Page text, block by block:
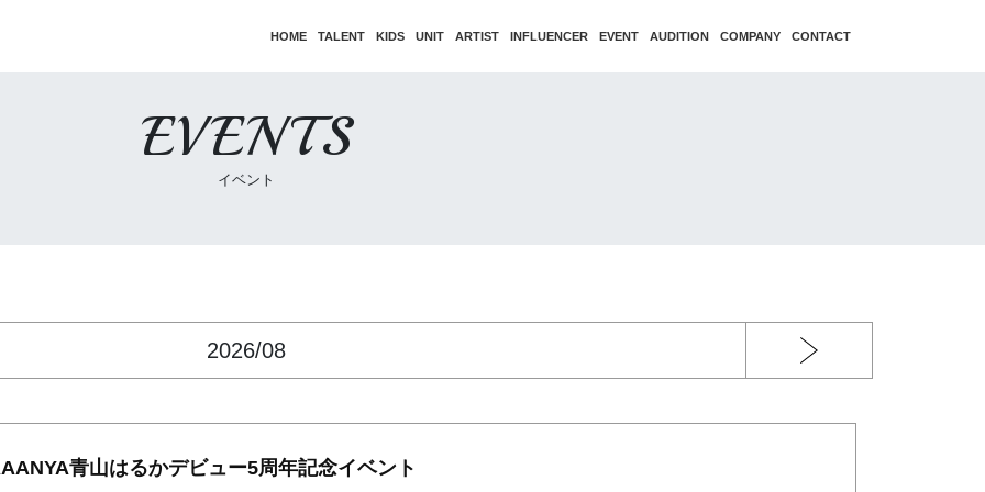
HOME TALENT KIDS UNIT ARTIST INFLUENCER EVENT AUDITION COMPANY CONTACT
EVENTS
イベント
2026/08
青山はるかデビュー5周年記念イベント